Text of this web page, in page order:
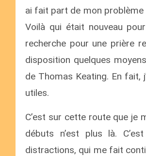
ai fait part de mon problème
Voilà qui était nouveau
recherche pour une prière
disposition quelques
de Thomas Keating. En fait,
utiles.
C’est sur cette route que je
débuts n’est plus là.
distractions, qui me fait